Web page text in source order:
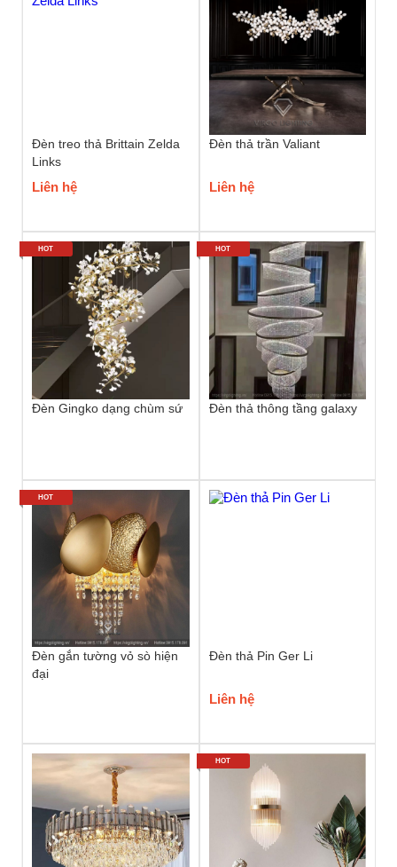
Đèn treo thả Brittain Zelda
Links
Liên hệ
Đèn thả trần Valiant
Liên hệ
Đèn Gingko dạng chùm sứ
HOT
Đèn thả thông tầng galaxy
HOT
Đèn gắn tường vỏ sò hiện
đại
HOT
Đèn thả Pin Ger Li
Liên hệ
HOT